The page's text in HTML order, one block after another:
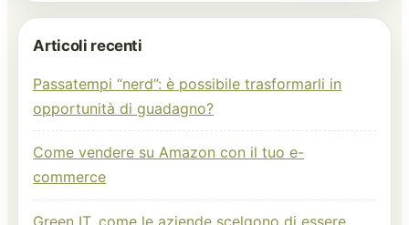
Articoli recenti
Passatempi “nerd”: è possibile trasformarli in
opportunità di guadagno?
Come vendere su Amazon con il tuo e-
commerce